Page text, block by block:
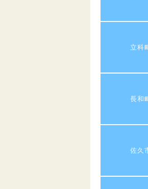
立科
長和
佐久